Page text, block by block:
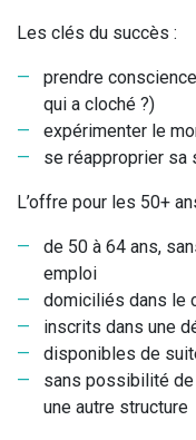
Les clés du succès :
prendre
qui a cloché ?)
expérimenter le
se réapproprier sa
L’offre pour les 50+
de 50 à 64 ans,
emploi
domiciliés dans le
inscrits dans une
disponibles de
sans possibilité de
une autre structure